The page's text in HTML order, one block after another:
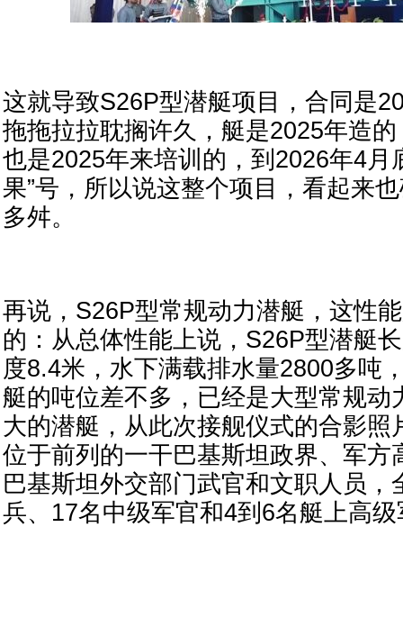
这就导致S26P型潜艇项目，合同是
拖拖拉拉耽搁许久，艇是2025年造
也是2025年来培训的，到2026年4月
果”号，所以说这整个项目，看起来
多舛。
再说，S26P型常规动力潜艇，这性
的：从总体性能上说，S26P型潜艇
度8.4米，水下满载排水量2800多吨
艇的吨位差不多，已经是大型常规动
大的潜艇，从此次接舰仪式的合影照
位于前列的一干巴基斯坦政界、军方
巴基斯坦外交部门武官和文职人员，
兵、17名中级军官和4到6名艇上高